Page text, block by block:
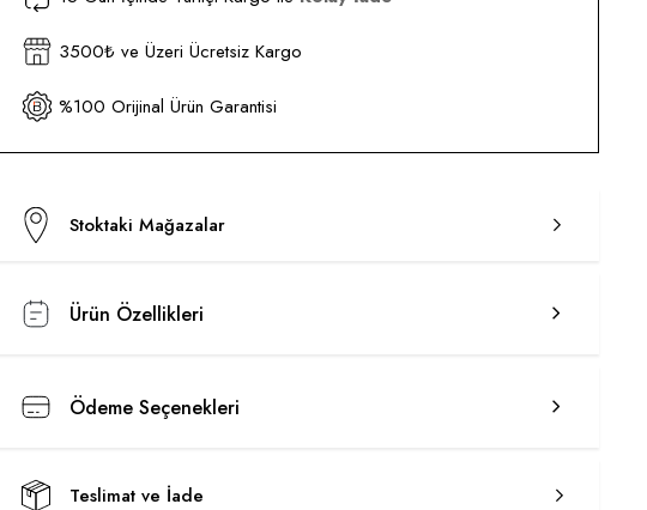
3500₺ ve Üzeri Ücretsiz Kargo
%100 Orijinal Ürün Garantisi
Stoktaki Mağazalar
Ürün Özellikleri
Ödeme Seçenekleri
Teslimat ve İade